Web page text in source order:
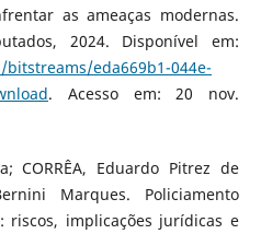
as ameaças modernas.
2024. Disponível em:
eda669b1-044e-
. Acesso em: 20 nov.
CORRÊA, Eduardo Pitrez de
Marques. Policiamento
riscos, implicações jurídicas e